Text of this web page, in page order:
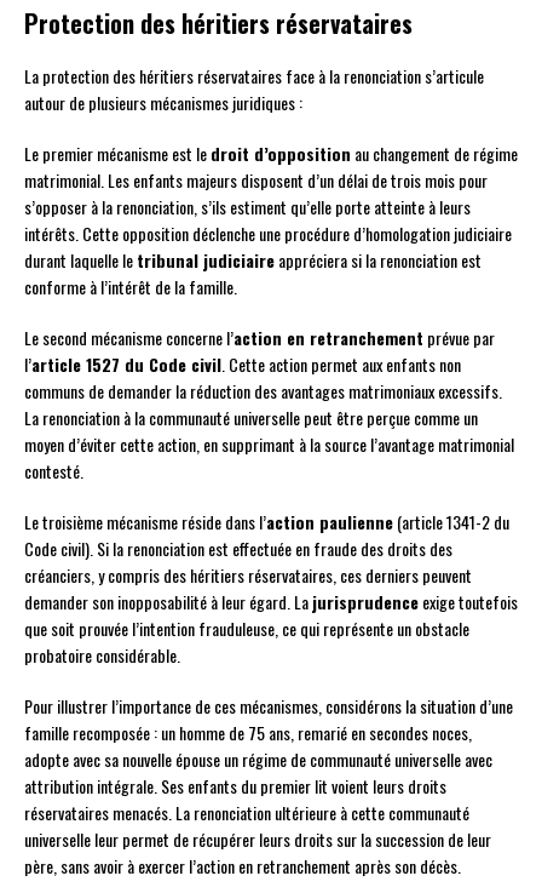
Protection des héritiers réservataires
La protection des héritiers réservataires face à la renonciation s’articule
autour de plusieurs mécanismes juridiques :
Le premier mécanisme est ledroit d’opposition au changement de régime
matrimonial. Les enfants majeurs disposent d’un délai de trois mois pour
s’opposer à la renonciation, s’ils estiment qu’elle porte atteinte à leurs
intérêts. Cette opposition déclenche une procédure d’homologation judiciaire
durant laquelle letribunal judiciaireappréciera si la renonciation est
conforme à l’intérêt de la famille.
Le second mécanisme concerne l’action en retranchement prévue par
l’article 1527 du Code civil . Cette action permet aux enfants non
communs de demander la réduction des avantages matrimoniaux excessifs.
La renonciation à la communauté universelle peut être perçue comme un
moyen d’éviter cette action, en supprimant à la source l’avantage matrimonial
contesté.
Le troisième mécanisme réside dans l’action paulienne(article 1341-2 du
Code civil). Si la renonciation est effectuée en fraude des droits des
créanciers, y compris des héritiers réservataires, ces derniers peuvent
demander son inopposabilité à leur égard. Lajurisprudenceexige toutefois
que soit prouvée l’intention frauduleuse, ce qui représente un obstacle
probatoire considérable.
Pour illustrer l’importance de ces mécanismes, considérons la situation d’une
famille recomposée : un homme de 75 ans, remarié en secondes noces,
adopte avec sa nouvelle épouse un régime de communauté universelle avec
attribution intégrale. Ses enfants du premier lit voient leurs droits
réservataires menacés. La renonciation ultérieure à cette communauté
universelle leur permet de récupérer leurs droits sur la succession de leur
père, sans avoir à exercer l’action en retranchement après son décès.